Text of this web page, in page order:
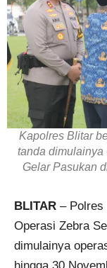
Kapolres Blitar
tanda dimulainya
Gelar Pasukan
BLITAR – Polres
Operasi Zebra
dimulainya